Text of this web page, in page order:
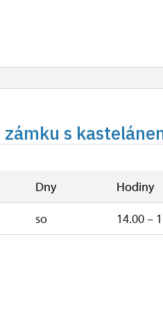
s
Dny
Hodiny
so 14.00 –